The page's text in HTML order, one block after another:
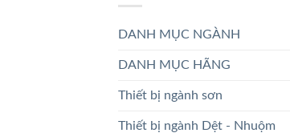
DANH MỤC NGÀNH
DANH MỤC HÃNG
Thiết bị ngành sơn
Thiết bị ngành Dệt - Nhuộm